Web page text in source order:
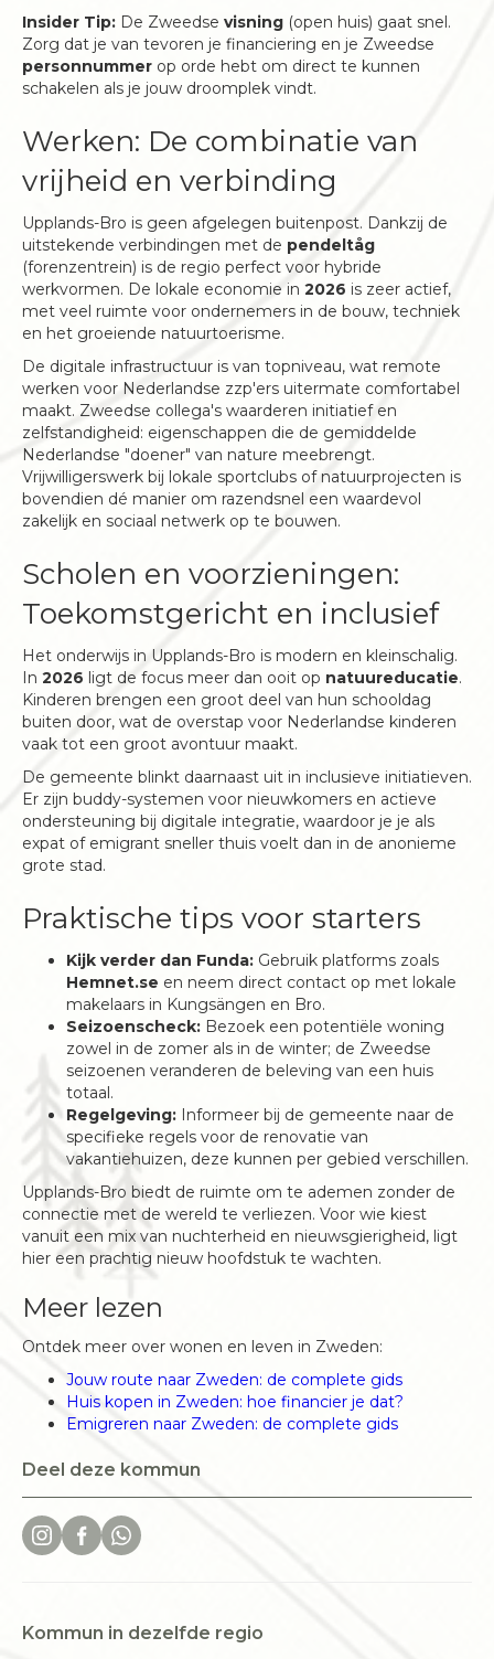
Insider Tip: De Zweedse visning (open huis) gaat snel.
Zorg dat je van tevoren je financiering en je Zweedse
personnummer op orde hebt om direct te kunnen
schakelen als je jouw droomplek vindt.
Werken: De combinatie van
vrijheid en verbinding
Upplands-Bro is geen afgelegen buitenpost. Dankzij de
uitstekende verbindingen met de pendeltåg
(forenzentrein) is de regio perfect voor hybride
werkvormen. De lokale economie in 2026 is zeer actief,
met veel ruimte voor ondernemers in de bouw, techniek
en het groeiende natuurtoerisme.
De digitale infrastructuur is van topniveau, wat remote
werken voor Nederlandse zzp'ers uitermate comfortabel
maakt. Zweedse collega's waarderen initiatief en
zelfstandigheid: eigenschappen die de gemiddelde
Nederlandse "doener" van nature meebrengt.
Vrijwilligerswerk bij lokale sportclubs of natuurprojecten is
bovendien dé manier om razendsnel een waardevol
zakelijk en sociaal netwerk op te bouwen.
Scholen en voorzieningen:
Toekomstgericht en inclusief
Het onderwijs in Upplands-Bro is modern en kleinschalig.
In 2026 ligt de focus meer dan ooit op natuureducatie.
Kinderen brengen een groot deel van hun schooldag
buiten door, wat de overstap voor Nederlandse kinderen
vaak tot een groot avontuur maakt.
De gemeente blinkt daarnaast uit in inclusieve initiatieven.
Er zijn buddy-systemen voor nieuwkomers en actieve
ondersteuning bij digitale integratie, waardoor je je als
expat of emigrant sneller thuis voelt dan in de anonieme
grote stad.
Praktische tips voor starters
Kijk verder dan Funda: Gebruik platforms zoals
Hemnet.se en neem direct contact op met lokale
makelaars in Kungsängen en Bro.
Seizoenscheck: Bezoek een potentiële woning
zowel in de zomer als in de winter; de Zweedse
seizoenen veranderen de beleving van een huis
totaal.
Regelgeving: Informeer bij de gemeente naar de
specifieke regels voor de renovatie van
vakantiehuizen, deze kunnen per gebied verschillen.
Upplands-Bro biedt de ruimte om te ademen zonder de
connectie met de wereld te verliezen. Voor wie kiest
vanuit een mix van nuchterheid en nieuwsgierigheid, ligt
hier een prachtig nieuw hoofdstuk te wachten.
Meer lezen
Ontdek meer over wonen en leven in Zweden:
Jouw route naar Zweden: de complete gids
Huis kopen in Zweden: hoe financier je dat?
Emigreren naar Zweden: de complete gids
Deel deze kommun
Kommun in dezelfde regio